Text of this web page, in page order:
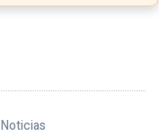
Noticias